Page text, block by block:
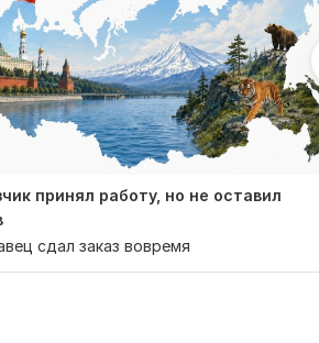
принял работу, но не оставил
сдал заказ вовремя